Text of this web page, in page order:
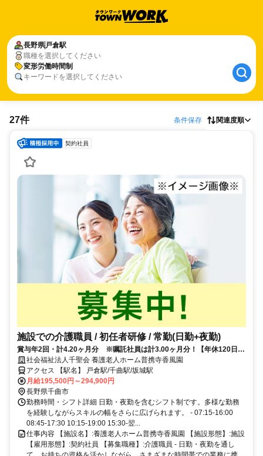
長野県戸倉駅
職種を選択してください
変形労働時間制
キーワードを選択してください
27件 条件保存 関連度順
契約社員
施設での介護職員 / 初任者研修 / 常勤(日勤+夜勤)
賞与年2回・計4.20ヶ月分 ※嘱託社員は計3.00ヶ月分！【年休120日以
上】社会福祉法人千聖会 養護老人ホーム普携寺香風園
アクセス 【駅名】 戸倉駅/千曲駅/坂城駅
月給195,500円～294,900円
長野県千曲市
勤務時間・シフト詳細 日勤・夜勤を含むシフト制です。多様な勤務
を経験しながらスキルの幅をさらに広げられます。 - 07:15-16:00
08:45-17:30 10:15-19:00 15:30-翌...
仕事内容 【施設名】:養護老人ホーム普携寺香風園 【施設形態】:施設
【雇用形態】:契約社員 【募集職種】:介護職員 - 日勤・夜勤を通し